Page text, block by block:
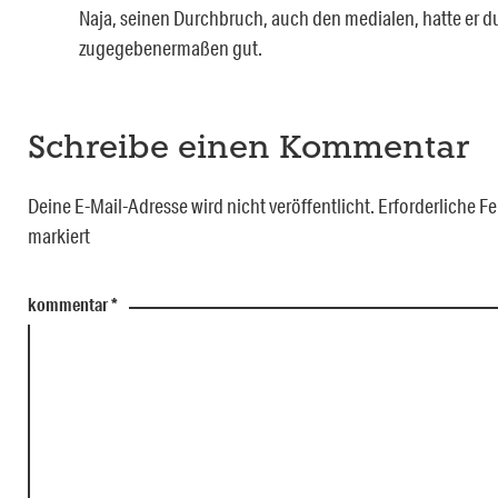
Naja, seinen Durchbruch, auch den medialen, hatte er
zugegebenermaßen gut.
Schreibe einen Kommentar
Deine E-Mail-Adresse wird nicht veröffentlicht. Erforderliche
markiert
kommentar*